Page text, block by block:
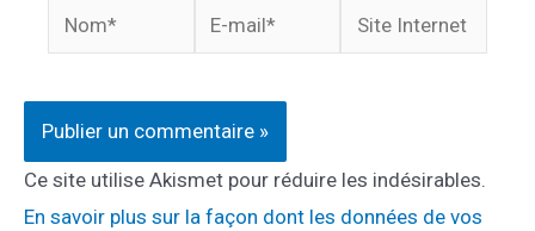
Nom*
mail*
Site
Internet
Ce site utilise Akismet pour réduire les indésirables.
En savoir plus sur la façon dont les données de vos